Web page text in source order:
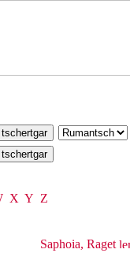
X Y Z
Saphoia, Raget